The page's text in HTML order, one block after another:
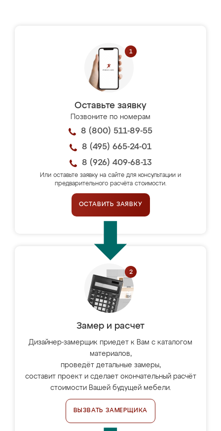
Оставьте заявку
Позвоните по номерам
8 (800) 511-89-55
8 (495) 665-24-01
8 (926) 409-68-13
Или оставьте заявку на сайте для консультации и
предварительного расчёта стоимости.
ОСТАВИТЬ ЗАЯВКУ
Замер и расчет
Дизайнер-замерщик приедет к Вам с каталогом
материалов,
проведёт детальные замеры,
составит проект и сделает окончательный расчёт
стоимости Вашей будущей мебели.
ВЫЗВАТЬ ЗАМЕРЩИКА